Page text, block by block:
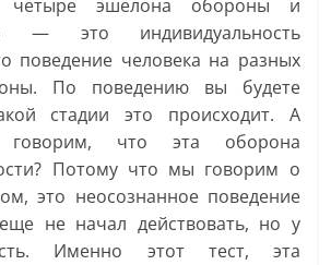
четыре эшелона обороны и
— это индивидуальность
поведение человека на разных
По поведению вы будете
стадии это происходит. А
что эта оборона
Потому что мы говорим о
это неосознанное поведение
не начал действовать, но у
Именно этот тест, эта